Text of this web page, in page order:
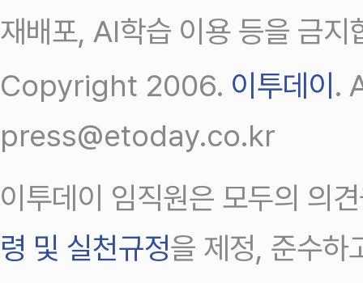
재배포, AI학습 이용 등을 금지
Copyright 2006. 이투데이.
press@etoday.co.kr
이투데이 임직원은 모두의 의
령 및 실천규정을 제정, 준수하